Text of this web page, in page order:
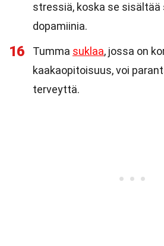
stressiä, koska se sisältää
dopamiinia.
16 Tumma suklaa, jossa on
kaakaopitoisuus, voi
terveyttä.